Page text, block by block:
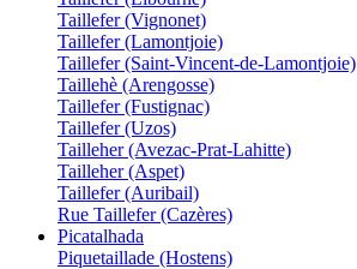
Taillefer (Vignonet)
Taillefer (Lamontjoie)
Taillefer (Saint-Vincent-de-Lamontjoie)
Taillehè (Arengosse)
Taillefer (Fustignac)
Taillefer (Uzos)
Tailleher (Avezac-Prat-Lahitte)
Tailleher (Aspet)
Taillefer (Auribail)
Rue Taillefer (Cazères)
Picatalhada
Piquetaillade (Hostens)